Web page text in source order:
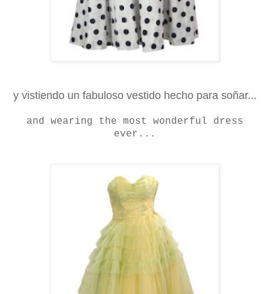
y vistiendo un fabuloso vestido hecho para soñar...
and wearing the most wonderful dress
ever...